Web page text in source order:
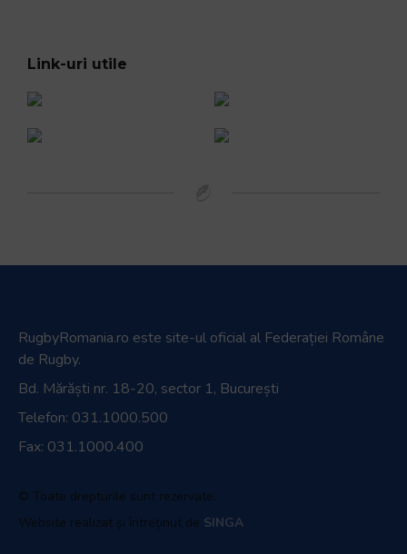
Link-uri utile
RugbyRomania.ro este site-ul oficial al Federației Române
de Rugby.
Bd. Mărăști nr. 18-20, sector 1, București
Telefon: 031.1000.500
Fax: 031.1000.400
© Toate drepturile sunt rezervate.
Website realizat și întreținut de SINGA